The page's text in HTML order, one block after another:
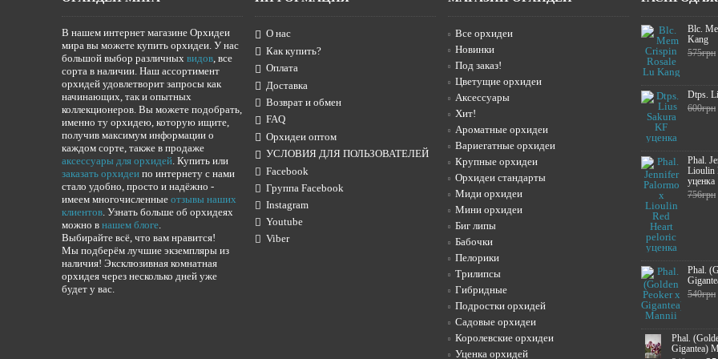
В нашем интернет магазине Орхидеи
мира вы можете купить орхидеи. У нас
большой выбор различных видов, все
сорта в наличии. Наш ассортимент
орхидей удовлетворит запросы как
начинающих, так и опытных
коллекционеров. Вы можете подобрать,
именно ту орхидею, которую ищите,
получив максимум информации о
каждом сорте, также в продаже
аксессуары для орхидей. Купить или
заказать орхидеи по интернету с нами
стало удобно, просто и надёжно -
имеем многочисленные отзывы наших
клиентов. Узнать больше об орхидеях
можно в нашем блоге.
Выбирайте всё, что вам нравится!
Мы подберём лучшие экземпляры из
наличия! Эксклюзивная комнатная
орхидея через несколько дней уже
будет у вас.
О нас
Как купить?
Оплата
Доставка
Возврат и обмен
FAQ
Орхидеи оптом
УСЛОВИЯ ДЛЯ ПОЛЬЗОВАТЕЛЕЙ
Facebook
Группа Facebook
Instagram
Youtube
Viber
Все орхидеи
Новинки
Под заказ!
Цветущие орхидеи
Аксессуары
Хит!
Ароматные орхидеи
Вариегатные орхидеи
Крупные орхидеи
Орхидеи стандарты
Миди орхидеи
Мини орхидеи
Биг липы
Бабочки
Пелорики
Трилипсы
Гибридные
Подростки орхидей
Садовые орхидеи
Королевские орхидеи
Уценка орхидей
Blc.
Kang
575грн
Dtps.
600грн
Phal.
Lioulin
уценка
756грн
Phal.
540грн
Phal.
Gigantea)